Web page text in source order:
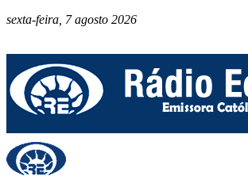
sexta-feira, 7 agosto 2026